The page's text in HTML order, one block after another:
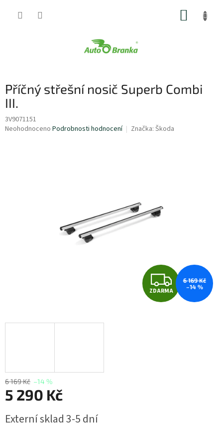
Příčný střešní nosič Superb Combi
III.
3V9071151
Průměrné
Neohodnoceno Podrobnosti hodnocení Značka: Škoda
Z
D
ZDARMA
6 169 Kč
–14 %
6 169 Kč –14 %
5 290 Kč
cena:
Externí sklad 3-5 dní